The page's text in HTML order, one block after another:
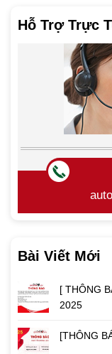
Hỗ Trợ Trực
Bài Viết Mới
[ THÔNG
2025
[THÔNG